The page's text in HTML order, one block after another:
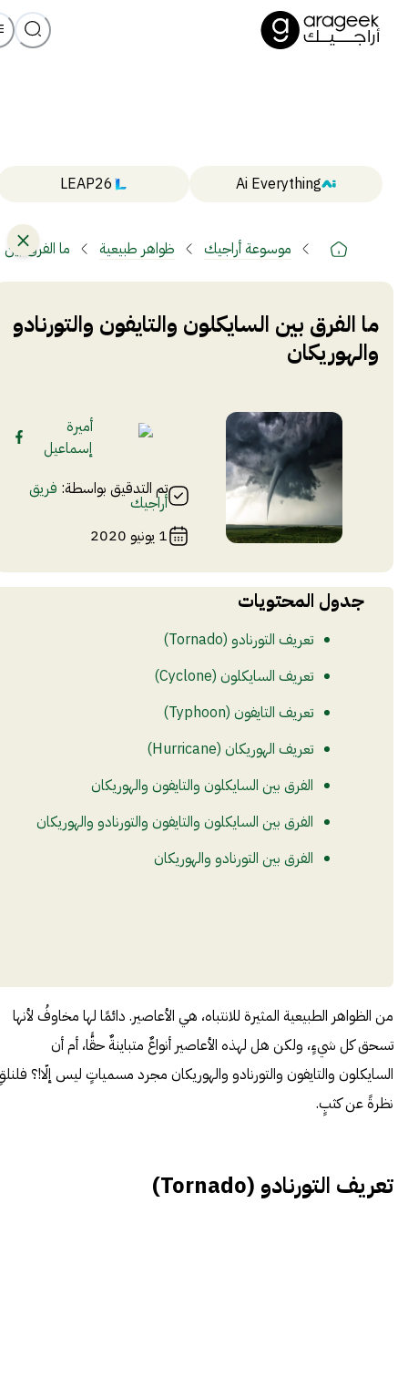
Ai Everything
LEAP26
موسوعة أراجيك ظواهر طبيعية ما الفرق بين
ما الفرق بين السايكلون والتايفون والتورنادو
والهوريكان
أميرة
إسماعيل
تم التدقيق بواسطة: فريق
أراجيك
1 يونيو 2020
جدول المحتويات
تعريف التورنادو (Tornado)
تعريف السايكلون (Cyclone)
تعريف التايفون (Typhoon)
تعريف الهوريكان (Hurricane)
الفرق بين السايكلون والتايفون والهوريكان
الفرق بين السايكلون والتايفون والتورنادو والهوريكان
الفرق بين التورنادو والهوريكان
من الظواهر الطبيعية المثيرة للانتباه، هي الأعاصير. دائمًا لها مخاوفُ لأنها
تسحق كل شيءٍ، ولكن هل لهذه الأعاصير أنواعٌ متباينةٌ حقًّا، أم أن
السايكلون والتايفون والتورنادو والهوريكان مجرد مسمياتٍ ليس إلّا!؟
نظرةً عن كثبٍ.
تعريف التورنادو (Tornado)